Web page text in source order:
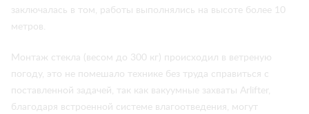
заключалась в том, работы выполнялись на высоте более 10
метров.
Монтаж стекла (весом до 300 кг) происходил в ветреную
погоду, это не помешало технике без труда справиться с
поставленной задачей, так как вакуумные захваты Arlifter,
благодаря встроенной системе влагоотведения, могут